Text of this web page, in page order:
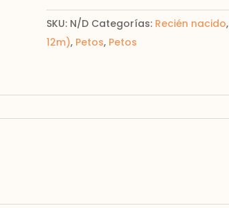
y
camiseta
recién
SKU: N/D Categorías: Recién nacido,
12m), Petos, Petos